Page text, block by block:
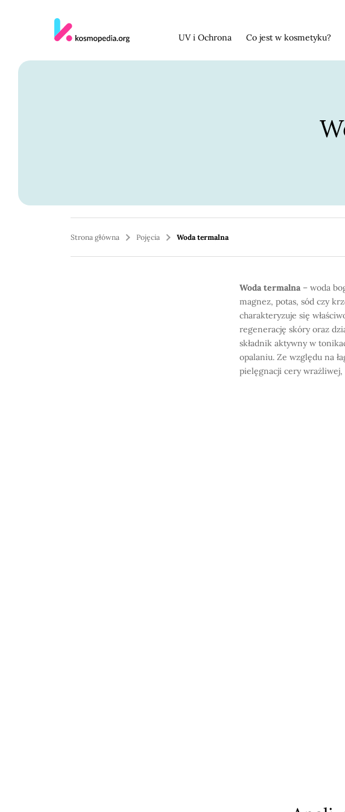
UV i Ochrona Co jest w kosmetyku?
Strona główna Pojęcia Woda termalna
Woda termalna – woda
magnez, potas, sód czy
charakteryzuje się
regenerację skóry oraz
składnik aktywny w
opalaniu. Ze względu na
pielęgnacji cery